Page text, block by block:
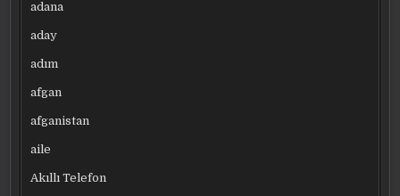
adana
aday
adım
afgan
afganistan
aile
Akıllı Telefon